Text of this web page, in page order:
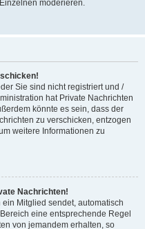
moderieren.
Sie sind nicht registriert und /
hat Private Nachrichten
könnte es sein, dass der
zu verschicken, entzogen
weitere Informationen zu
Nachrichten!
Mitglied sendet, automatisch
eine entsprechende Regel
von jemandem erhalten, so